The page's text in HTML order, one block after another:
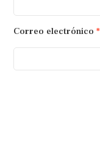
Correo electrónico *